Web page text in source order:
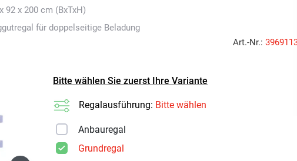
92 x 200 cm (BxTxH)
für doppelseitige Beladung
Art.-Nr.:
Bitte wählen Sie zuerst Ihre Variante
Regalausführung: Bitte wählen
Anbauregal
Grundregal